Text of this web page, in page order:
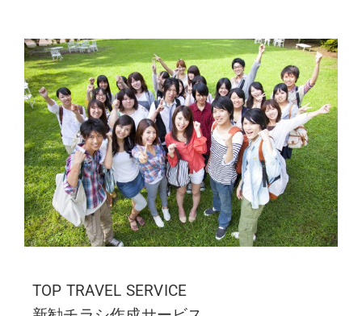
TOP TRAVEL SERVICE